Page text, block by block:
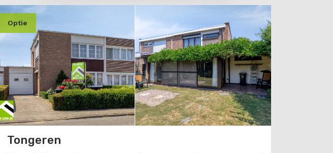
optie
Tongeren